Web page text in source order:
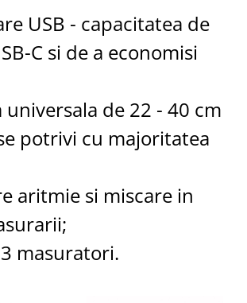
USB - capacitatea de
C si de a economisi
universala de 22 - 40 cm
potrivi cu majoritatea
aritmie si miscare in
masuratori.